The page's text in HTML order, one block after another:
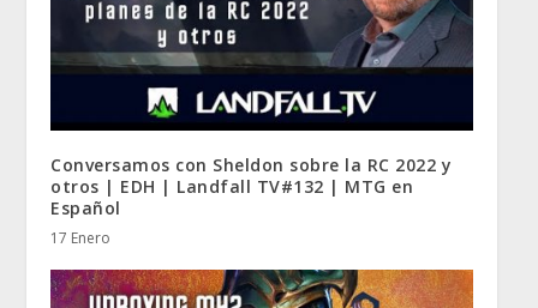
Conversamos con Sheldon sobre la RC 2022 y
otros | EDH | Landfall TV#132 | MTG en
Español
17 Enero